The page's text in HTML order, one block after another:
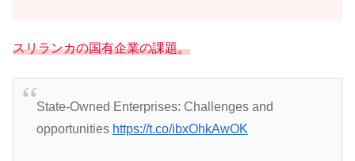
スリランカの国有企業の課題。
State-Owned Enterprises: Challenges and
opportunities https://t.co/ibxOhkAwOK